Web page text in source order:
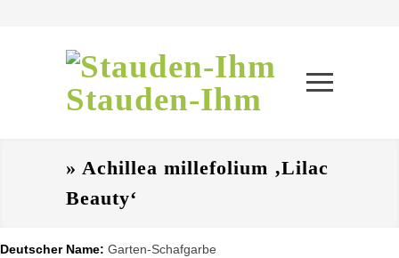
Stauden-Ihm
» Achillea millefolium ‚Lilac
Beauty‘
Deutscher Name: Garten-Schafgarbe